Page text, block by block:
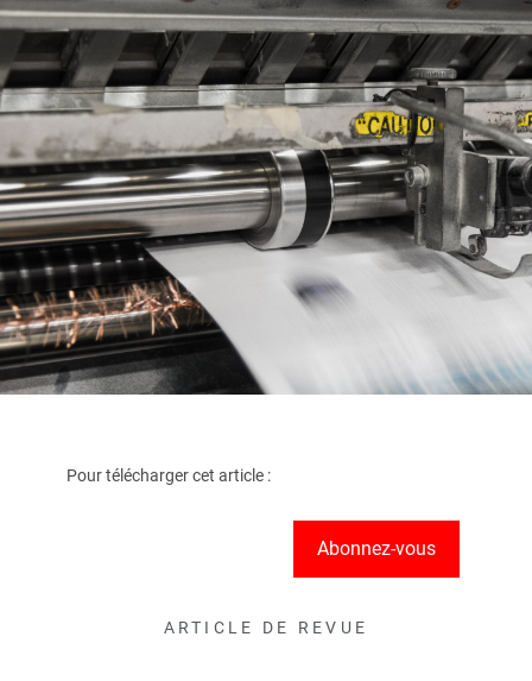
Pour télécharger cet article :
Abonnez-vous
ARTICLE DE REVUE